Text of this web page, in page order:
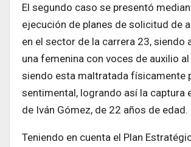
El segundo caso se presentó
ejecución de planes de solicitud de
en el sector de la carrera 23, siendo
una femenina con voces de auxilio
siendo esta maltratada físicamente
sentimental, logrando así la captura
de Iván Gómez, de 22 años de edad.
Teniendo en cuenta el Plan